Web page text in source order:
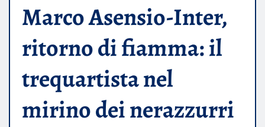
Marco Asensio-Inter,
ritorno di fiamma: il
trequartista nel
mirino dei nerazzurri